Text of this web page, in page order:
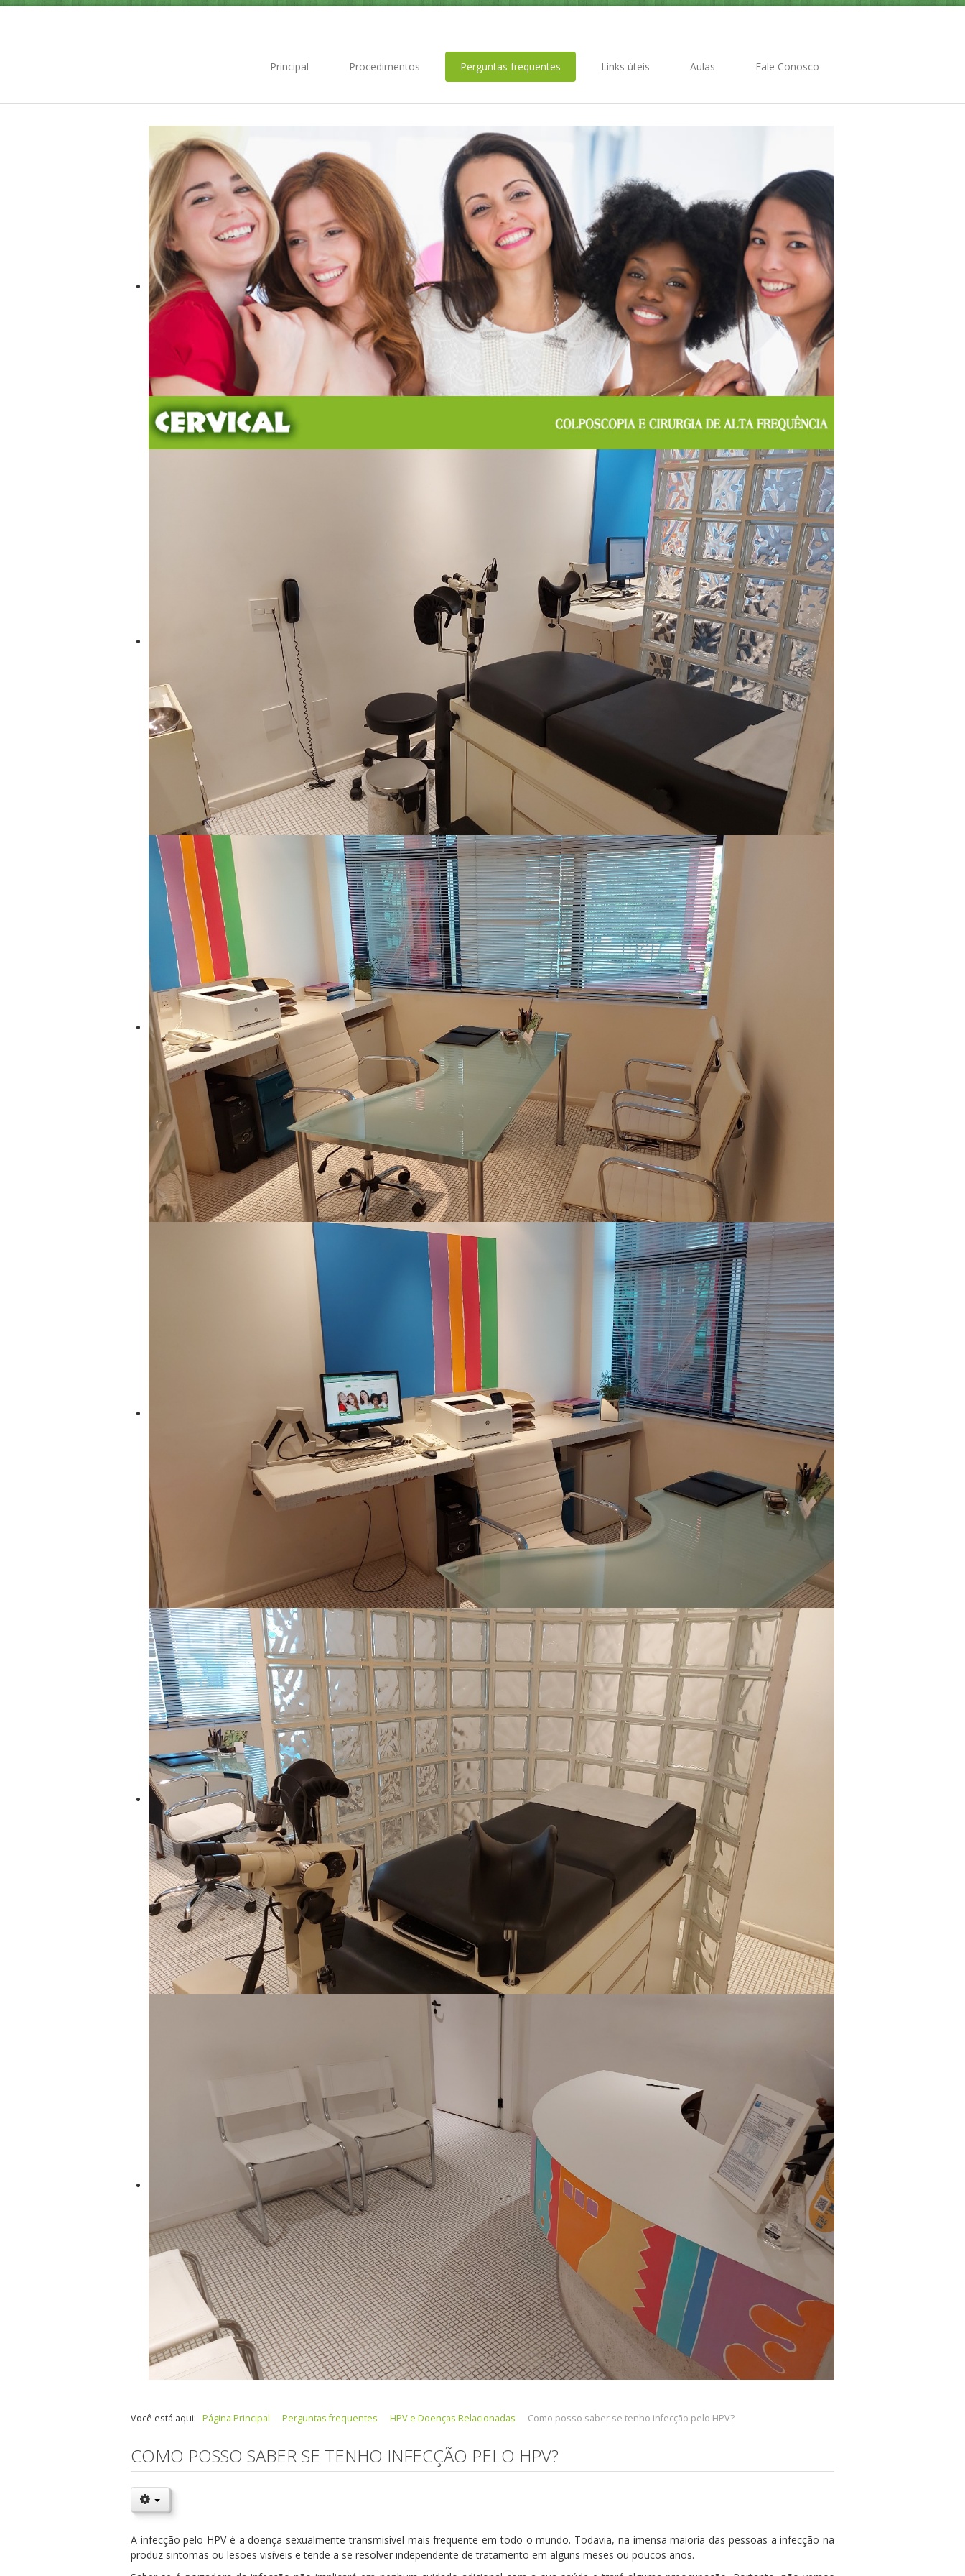
Principal Procedimentos Perguntas frequentes Links úteis Aulas Fale Conosco
Você está aqui: Página Principal Perguntas frequentes HPV e Doenças Relacionadas Como posso saber se tenho infecção pelo HPV?
COMO POSSO SABER SE TENHO INFECÇÃO PELO HPV?
A infecção pelo HPV é a doença sexualmente transmisível mais frequente em todo o mundo. Todavia, na imensa maioria das pessoas a infecção na
produz sintomas ou lesões visíveis e tende a se resolver independente de tratamento em alguns meses ou poucos anos.